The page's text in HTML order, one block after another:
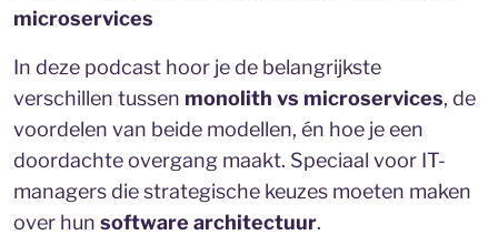
microservices
In deze podcast hoor je de belangrijkste
verschillen tussen monolith vs microservices, de
voordelen van beide modellen, én hoe je een
doordachte overgang maakt. Speciaal voor IT-
managers die strategische keuzes moeten maken
over hun software architectuur.